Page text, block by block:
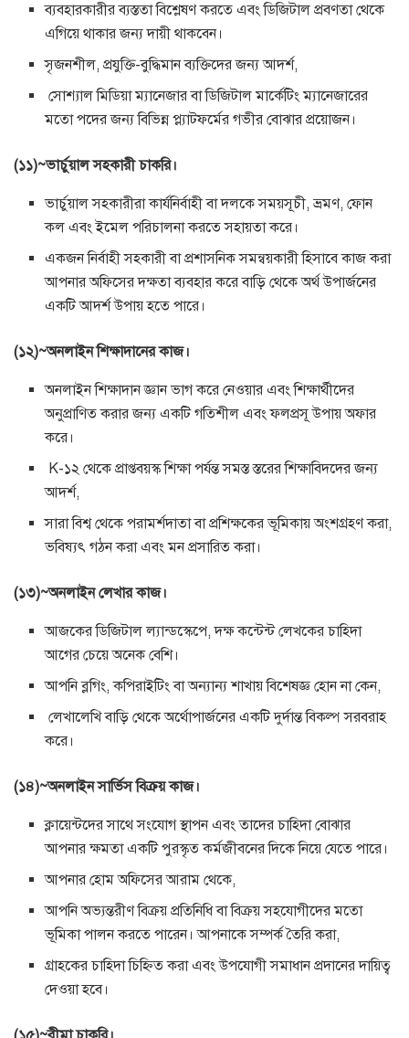
ব্যবহারকারীর ব্যস্ততা বিশ্লেষণ করতে এবং ডিজিটাল প্রবণতা থেকে
এগিয়ে থাকার জন্য দায়ী থাকবেন।
সৃজনশীল, প্রযুক্তি-বুদ্ধিমান ব্যক্তিদের জন্য আদর্শ,
সোশ্যাল মিডিয়া ম্যানেজার বা ডিজিটাল মার্কেটিং ম্যানেজারের
মতো পদের জন্য বিভিন্ন প্ল্যাটফর্মের গভীর বোঝার প্রয়োজন।
(১১)~ভার্চুয়াল সহকারী চাকরি।
ভার্চুয়াল সহকারীরা কার্যনির্বাহী বা দলকে সময়সূচী, ভ্রমণ, ফোন
কল এবং ইমেল পরিচালনা করতে সহায়তা করে।
একজন নির্বাহী সহকারী বা প্রশাসনিক সমন্বয়কারী হিসাবে কাজ করা
আপনার অফিসের দক্ষতা ব্যবহার করে বাড়ি থেকে অর্থ উপার্জনের
একটি আদর্শ উপায় হতে পারে।
(১২)~অনলাইন শিক্ষাদানের কাজ।
অনলাইন শিক্ষাদান জ্ঞান ভাগ করে নেওয়ার এবং শিক্ষার্থীদের
অনুপ্রাণিত করার জন্য একটি গতিশীল এবং ফলপ্রসূ উপায় অফার
করে।
K-১২ থেকে প্রাপ্তবয়স্ক শিক্ষা পর্যন্ত সমস্ত স্তরের শিক্ষাবিদদের জন্য
আদর্শ,
সারা বিশ্ব থেকে পরামর্শদাতা বা প্রশিক্ষকের ভূমিকায় অংশগ্রহণ করা,
ভবিষ্যৎ গঠন করা এবং মন প্রসারিত করা।
(১৩)~অনলাইন লেখার কাজ।
আজকের ডিজিটাল ল্যান্ডস্কেপে, দক্ষ কন্টেন্ট লেখকের চাহিদা
আগের চেয়ে অনেক বেশি।
আপনি ব্লগিং, কপিরাইটিং বা অন্যান্য শাখায় বিশেষজ্ঞ হোন না কেন,
লেখালেখি বাড়ি থেকে অর্থোপার্জনের একটি দুর্দান্ত বিকল্প সরবরাহ
করে।
(১৪)~অনলাইন সার্ভিস বিক্রয় কাজ।
ক্লায়েন্টদের সাথে সংযোগ স্থাপন এবং তাদের চাহিদা বোঝার
আপনার ক্ষমতা একটি পুরস্কৃত কর্মজীবনের দিকে নিয়ে যেতে পারে।
আপনার হোম অফিসের আরাম থেকে,
আপনি অভ্যন্তরীণ বিক্রয় প্রতিনিধি বা বিক্রয় সহযোগীদের মতো
ভূমিকা পালন করতে পারেন। আপনাকে সম্পর্ক তৈরি করা,
গ্রাহকের চাহিদা চিহ্নিত করা এবং উপযোগী সমাধান প্রদানের দায়িত্ব
দেওয়া হবে।